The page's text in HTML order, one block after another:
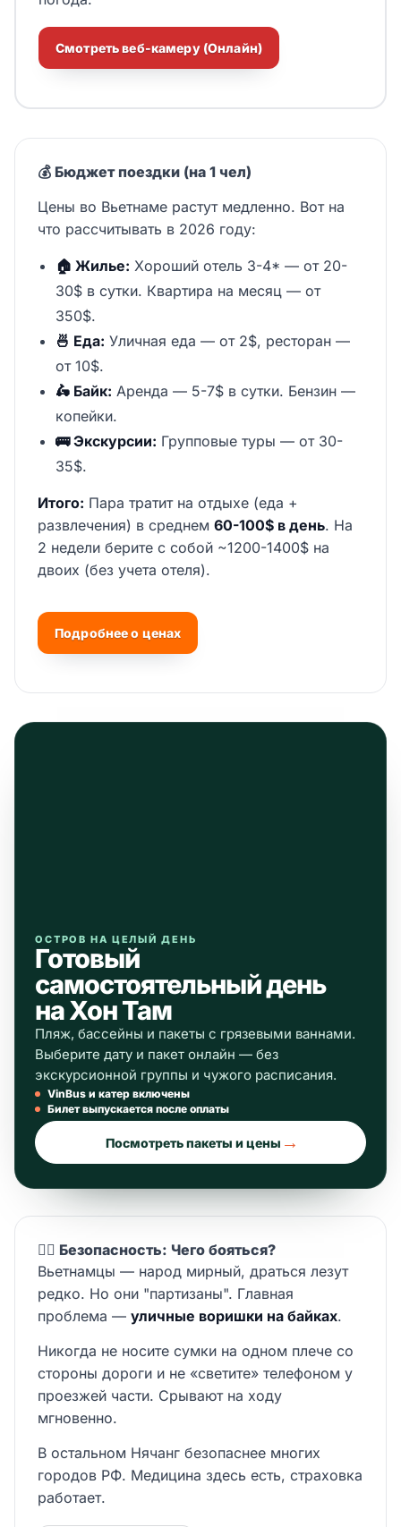
Смотреть веб-камеру (Онлайн)
💰 Бюджет поездки (на 1 чел)
Цены во Вьетнаме растут медленно. Вот на
что рассчитывать в 2026 году:
🏠 Жилье: Хороший отель 3-4* — от 20-
30$ в сутки. Квартира на месяц — от
350$.
🍜 Еда: Уличная еда — от 2$, ресторан —
от 10$.
🛵 Байк: Аренда — 5-7$ в сутки. Бензин —
копейки.
🚌 Экскурсии: Групповые туры — от 30-
35$.
Итого: Пара тратит на отдыхе (еда +
развлечения) в среднем 60-100$ в день. На
2 недели берите с собой ~1200-1400$ на
двоих (без учета отеля).
Подробнее о ценах
ОСТРОВ НА ЦЕЛЫЙ ДЕНЬ
Готовый
самостоятельный день
на Хон Там
Пляж, бассейны и пакеты с грязевыми ваннами.
Выберите дату и пакет онлайн — без
экскурсионной группы и чужого расписания.
VinBus и катер включены
Билет выпускается после оплаты
Посмотреть пакеты и цены →
👮‍♂️ Безопасность: Чего бояться?
Вьетнамцы — народ мирный, драться лезут
редко. Но они "партизаны". Главная
проблема — уличные воришки на байках.
Никогда не носите сумки на одном плече со
стороны дороги и не «светите» телефоном у
проезжей части. Срывают на ходу
мгновенно.
В остальном Нячанг безопаснее многих
городов РФ. Медицина здесь есть, страховка
работает.